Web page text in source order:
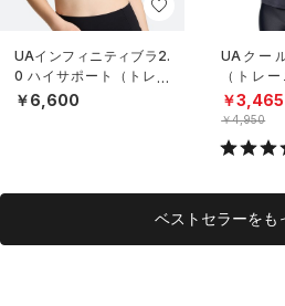
UAインフィニティブラ2.
0 ハイサポート（トレー
ニング/WOMEN）
￥6,600
UAクー
（トレ
N）
￥3,465
￥4,950
ベストセラーをも